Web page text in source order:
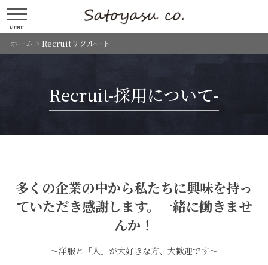
MENU
ホーム > Recruitリクルート
Recruit-採用について-
多くの企業の中から私たちに興味を持っ
ていただき感謝します。一緒に働きませ
んか！
～洋服と「人」が大好きな方、大歓迎です～